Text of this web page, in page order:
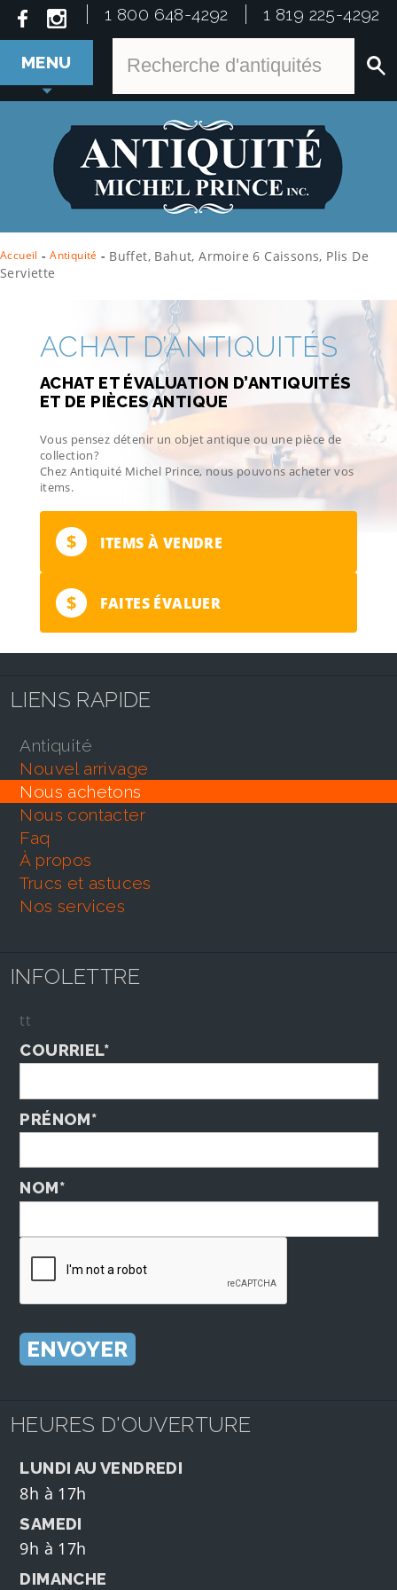
1 800 648-4292 1 819 225-4292
MENU
Accueil - Antiquité - Buffet, Bahut, Armoire 6 Caissons, Plis De
Serviette
ACHAT D’ANTIQUITÉS
ACHAT ET ÉVALUATION D’ANTIQUITÉS
ET DE PIÈCES ANTIQUE
Vous pensez détenir un objet antique ou une pièce de
collection?
Chez Antiquité Michel Prince, nous pouvons acheter vos
items.
$ ITEMS À VENDRE
$ FAITES ÉVALUER
LIENS RAPIDE
antiquité
nouvel arrivage
nous achetons
nous contacter
faq
À propos
trucs et astuces
nos services
INFOLETTRE
tt
COURRIEL*
PRÉNOM*
NOM*
HEURES D'OUVERTURE
LUNDI AU VENDREDI
8h à 17h
SAMEDI
9h à 17h
DIMANCHE